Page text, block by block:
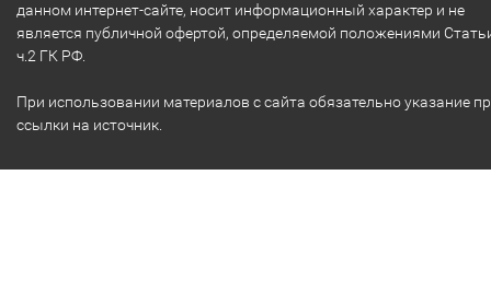
данном интернет-сайте, носит информационный характер и не
является публичной офертой, определяемой положениями
ч.2 ГК РФ.
При использовании материалов с сайта обязательно указание
ссылки на источник.